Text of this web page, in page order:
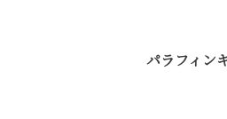
パラフィン